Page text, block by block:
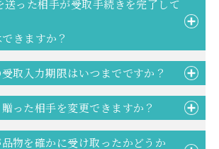
った相手が受取手続きを完了して
きますか？
取入力期限はいつまでですか？
った相手を変更できますか？
物を確かに受け取ったかどうか